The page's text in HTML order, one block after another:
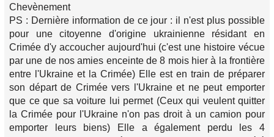
Chevènement
PS : Dernière information de ce jour : il n'est plus possible
pour une citoyenne d'origine ukrainienne résidant en
Crimée d'y accoucher aujourd'hui (c'est une histoire vécue
par une de nos amies enceinte de 8 mois hier à la frontière
entre l'Ukraine et la Crimée) Elle est en train de préparer
son départ de Crimée vers l'Ukraine et ne peut emporter
que ce que sa voiture lui permet (Ceux qui veulent quitter
la Crimée pour l'Ukraine n'on pas droit à un camion pour
emporter leurs biens) Elle a également perdu les 4